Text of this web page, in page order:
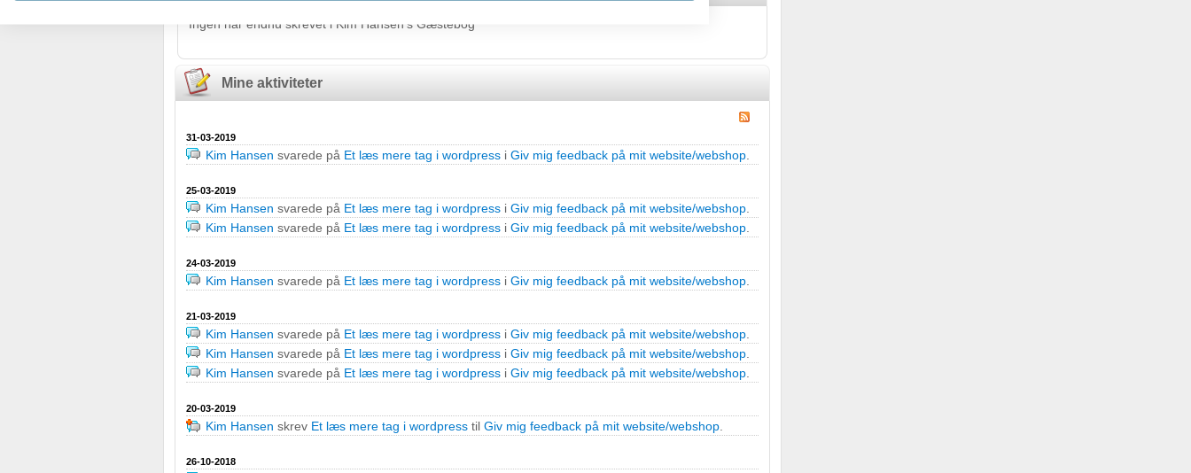
Ingen har endnu skrevet i Kim Hansen's Gæstebog
Mine aktiviteter
31-03-2019
Kim Hansen svarede på Et læs mere tag i wordpress i Giv mig feedback på mit website/webshop
25-03-2019
Kim Hansen svarede på Et læs mere tag i wordpress i Giv mig feedback på mit website/webshop
Kim Hansen svarede på Et læs mere tag i wordpress i Giv mig feedback på mit website/webshop
24-03-2019
Kim Hansen svarede på Et læs mere tag i wordpress i Giv mig feedback på mit website/webshop
21-03-2019
Kim Hansen svarede på Et læs mere tag i wordpress i Giv mig feedback på mit website/webshop
Kim Hansen svarede på Et læs mere tag i wordpress i Giv mig feedback på mit website/webshop
Kim Hansen svarede på Et læs mere tag i wordpress i Giv mig feedback på mit website/webshop
20-03-2019
Kim Hansen skrev Et læs mere tag i wordpress til Giv mig feedback på mit website/webshop
26-10-2018
Måle annonceringseffektivitet
Forstå målgrupper gennem statistikker eller kombinationer af oplysninger fra forskellige
Udvikle og forbedre tjenester
Identificere enheder baseret på aktivt anmodede oplysninger